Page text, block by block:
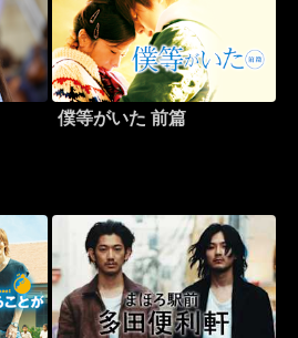
僕等がいた 前篇